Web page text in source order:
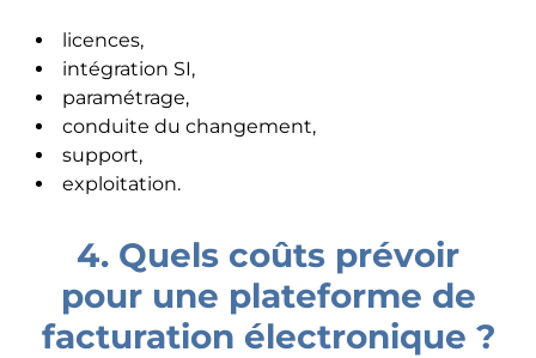
licences,
intégration SI,
paramétrage,
conduite du changement,
support,
exploitation.
4. Quels coûts prévoir
pour une plateforme de
facturation électronique ?